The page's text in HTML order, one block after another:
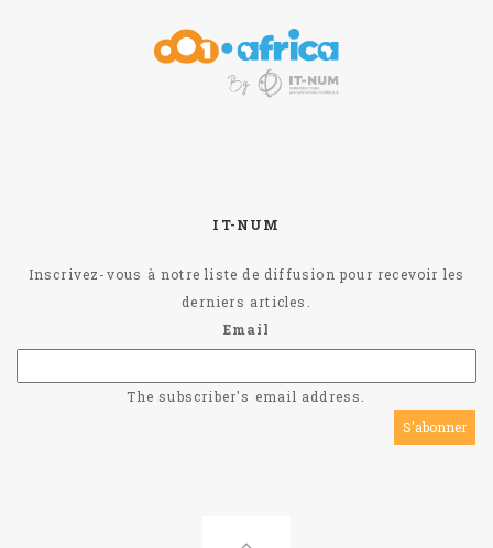
IT-NUM
Inscrivez-vous à notre liste de diffusion pour recevoir les
derniers articles.
Email
The subscriber's email address.